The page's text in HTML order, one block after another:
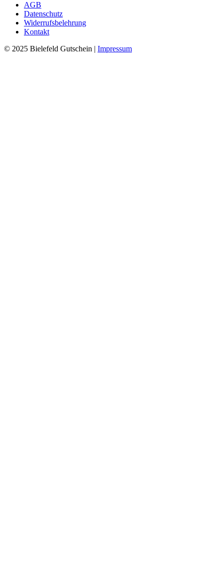
AGB
Datenschutz
Widerrufsbelehrung
Kontakt
© 2025 Bielefeld Gutschein | Impressum